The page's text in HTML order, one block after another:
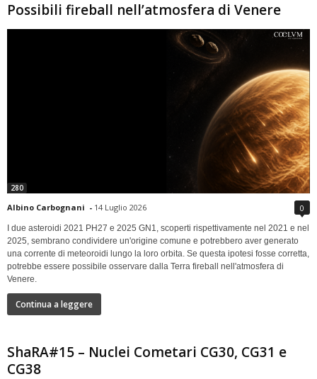
Possibili fireball nell’atmosfera di Venere
280
Albino Carbognani - 14 Luglio 2026 0
I due asteroidi 2021 PH27 e 2025 GN1, scoperti rispettivamente nel 2021 e nel
2025, sembrano condividere un'origine comune e potrebbero aver generato
una corrente di meteoroidi lungo la loro orbita. Se questa ipotesi fosse corretta,
potrebbe essere possibile osservare dalla Terra fireball nell'atmosfera di
Venere.
Continua a leggere
ShaRA#15 – Nuclei Cometari CG30, CG31 e
CG38